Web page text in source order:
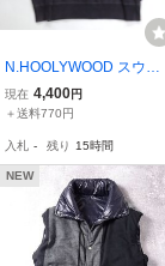
N.HOOLYWOOD スウェ
ット パーカー 紺 38 エヌ
ハリウッド
現在 4,400円
＋送料770円
入札 - 残り 15時間
NEW